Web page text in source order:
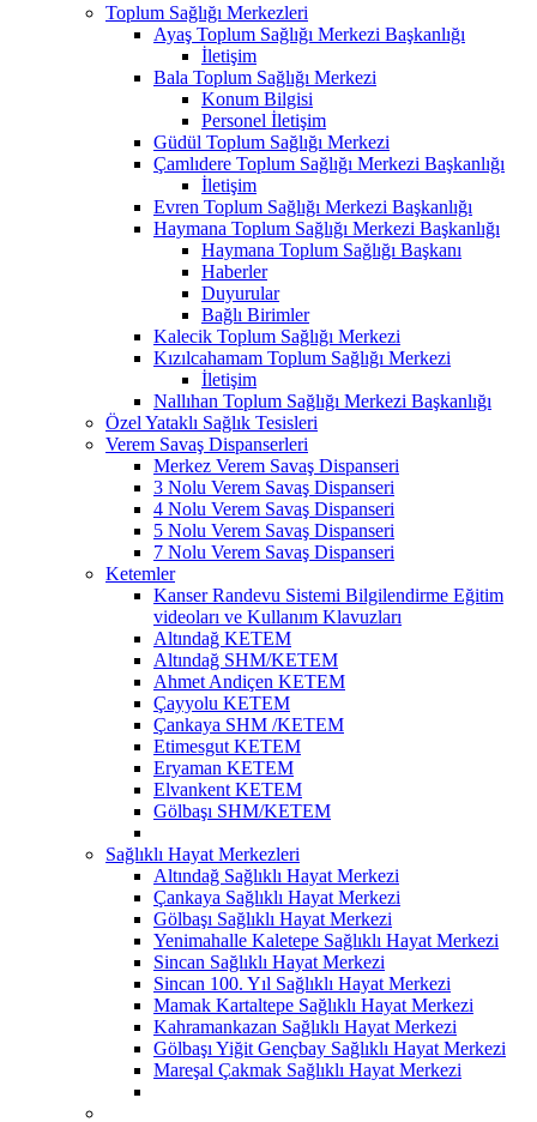
Toplum Sağlığı Merkezleri
Ayaş Toplum Sağlığı Merkezi Başkanlığı
İletişim
Bala Toplum Sağlığı Merkezi
Konum Bilgisi
Personel İletişim
Güdül Toplum Sağlığı Merkezi
Çamlıdere Toplum Sağlığı Merkezi Başkanlığı
İletişim
Evren Toplum Sağlığı Merkezi Başkanlığı
Haymana Toplum Sağlığı Merkezi Başkanlığı
Haymana Toplum Sağlığı Başkanı
Haberler
Duyurular
Bağlı Birimler
Kalecik Toplum Sağlığı Merkezi
Kızılcahamam Toplum Sağlığı Merkezi
İletişim
Nallıhan Toplum Sağlığı Merkezi Başkanlığı
Özel Yataklı Sağlık Tesisleri
Verem Savaş Dispanserleri
Merkez Verem Savaş Dispanseri
3 Nolu Verem Savaş Dispanseri
4 Nolu Verem Savaş Dispanseri
5 Nolu Verem Savaş Dispanseri
7 Nolu Verem Savaş Dispanseri
Ketemler
Kanser Randevu Sistemi Bilgilendirme Eğitim
videoları ve Kullanım Klavuzları
Altındağ KETEM
Altındağ SHM/KETEM
Ahmet Andiçen KETEM
Çayyolu KETEM
Çankaya SHM /KETEM
Etimesgut KETEM
Eryaman KETEM
Elvankent KETEM
Gölbaşı SHM/KETEM
Sağlıklı Hayat Merkezleri
Altındağ Sağlıklı Hayat Merkezi
Çankaya Sağlıklı Hayat Merkezi
Gölbaşı Sağlıklı Hayat Merkezi
Yenimahalle Kaletepe Sağlıklı Hayat Merkezi
Sincan Sağlıklı Hayat Merkezi
Sincan 100. Yıl Sağlıklı Hayat Merkezi
Mamak Kartaltepe Sağlıklı Hayat Merkezi
Kahramankazan Sağlıklı Hayat Merkezi
Gölbaşı Yiğit Gençbay Sağlıklı Hayat Merkezi
Mareşal Çakmak Sağlıklı Hayat Merkezi